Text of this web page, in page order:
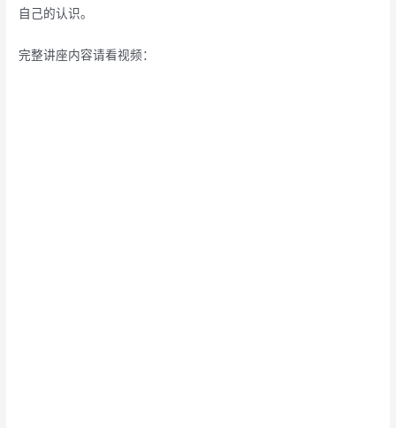
自己的认识。
完整讲座内容请看视频：